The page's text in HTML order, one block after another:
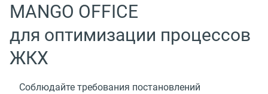
MANGO OFFICE
для оптимизации процессов
ЖКХ
Соблюдайте требования постановлений